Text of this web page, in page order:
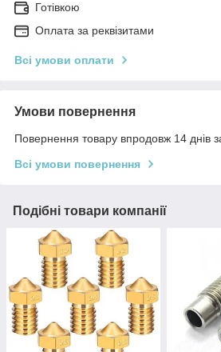
Готівкою
Оплата за реквізитами
Всі умови оплати
Умови повернення
Повернення товару впродовж 14 днів
Всі умови повернення
Подібні товари компанії